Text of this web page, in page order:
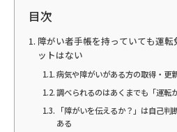
目次
障がい者手帳を持っていても運
ットはない
病気や障がいがある方の取得・更
調べられるのはあくまでも「運転
「障がいを伝えるか？」は自己
ある